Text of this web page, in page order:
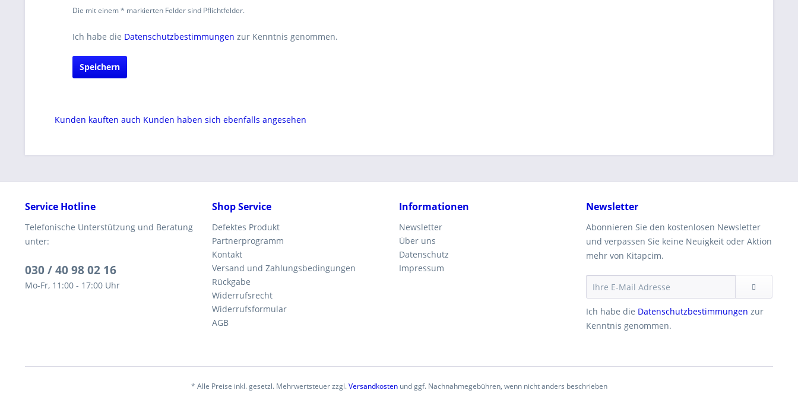
Die mit einem * markierten Felder sind Pflichtfelder.
Ich habe die Datenschutzbestimmungen zur Kenntnis genommen.
Speichern
Kunden kauften auch Kunden haben sich ebenfalls angesehen
Service Hotline
Telefonische Unterstützung und Beratung
unter:
030 / 40 98 02 16
Mo-Fr, 11:00 - 17:00 Uhr
Shop Service
Defektes Produkt
Partnerprogramm
Kontakt
Versand und Zahlungsbedingungen
Rückgabe
Widerrufsrecht
Widerrufsformular
AGB
Informationen
Newsletter
Über uns
Datenschutz
Impressum
Newsletter
Abonnieren Sie den kostenlosen Newsletter
und verpassen Sie keine Neuigkeit oder Aktion
mehr von Kitapcim.
Ich habe die Datenschutzbestimmungen zur
Kenntnis genommen.
* Alle Preise inkl. gesetzl. Mehrwertsteuer zzgl.Versandkostenund ggf. Nachnahmegebühren, wenn nicht anders beschrieben